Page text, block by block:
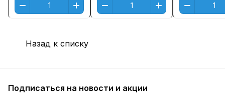
Назад к списку
Подписаться на новости и акции